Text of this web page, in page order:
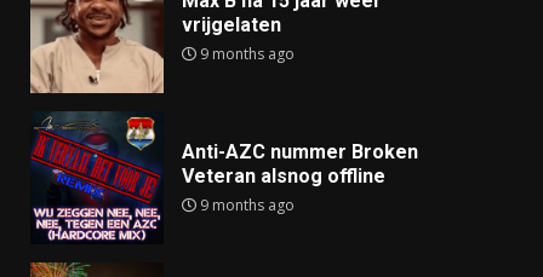
vrijgelaten
9 months ago
Anti-AZC nummer Broken
Veteran alsnog offline
9 months ago